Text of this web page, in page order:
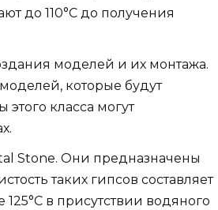
до 110°C до получения
моделей и их монтажа.
которые будут
этого класса могут
Stone. Они предназначены
таких гипсов составляет
в присутствии водяного